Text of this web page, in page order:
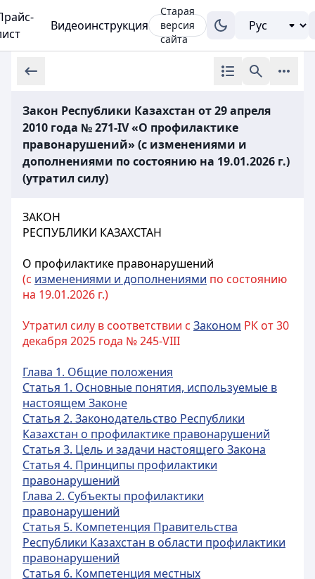
Видеоинструкция
Старая
версия
сайта
Закон Республики Казахстан от 29 апреля
2010 года № 271-IV «О профилактике
правонарушений» (с изменениями и
дополнениями по состоянию на 19.01.2026 г.)
(утратил силу)
ЗАКОН
РЕСПУБЛИКИ КАЗАХСТАН
О профилактике правонарушений
(с изменениями и дополнениями по состоянию
на 19.01.2026 г.)
Утратил силу в соответствии с Законом РК от 30
декабря 2025 года № 245-VIII
Глава 1. Общие положения
Статья 1. Основные понятия, используемые в
настоящем Законе
Статья 2. Законодательство Республики
Казахстан о профилактике правонарушений
Статья 3. Цель и задачи настоящего Закона
Статья 4. Принципы профилактики
правонарушений
Глава 2. Субъекты профилактики
правонарушений
Статья 5. Компетенция Правительства
Республики Казахстан в области профилактики
правонарушений
Статья 6. Компетенция местных